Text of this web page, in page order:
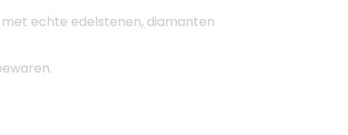
met echte edelstenen, diamanten